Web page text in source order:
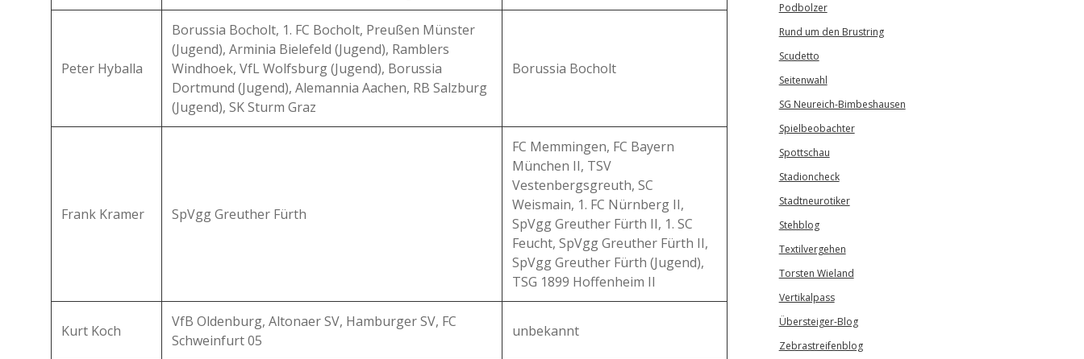
Peter Hyballa
Borussia Bocholt, 1. FC Bocholt, Preußen Münster
(Jugend), Arminia Bielefeld (Jugend), Ramblers
Windhoek, VfL Wolfsburg (Jugend), Borussia
Dortmund (Jugend), Alemannia Aachen, RB Salzburg
(Jugend), SK Sturm Graz
Borussia Bocholt
Frank Kramer SpVgg Greuther Fürth
FC Memmingen, FC Bayern
München II, TSV
Vestenbergsgreuth, SC
Weismain, 1. FC Nürnberg II,
SpVgg Greuther Fürth II, 1. SC
Feucht, SpVgg Greuther Fürth II,
SpVgg Greuther Fürth (Jugend),
TSG 1899 Hoffenheim II
Kurt Koch
VfB Oldenburg, Altonaer SV, Hamburger SV, FC
Schweinfurt 05
unbekannt
Podbolzer
Rund um den Brustring
Scudetto
Seitenwahl
SG Neureich-Bimbeshausen
Spielbeobachter
Spottschau
Stadioncheck
Stadtneurotiker
Stehblog
Textilvergehen
Torsten Wieland
Vertikalpass
Übersteiger-Blog
Zebrastreifenblog